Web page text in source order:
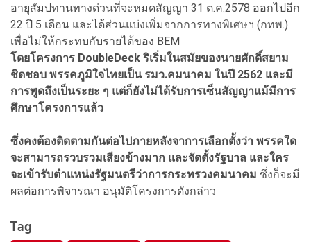
อายุสัมปทานทางด่วนที่จะหมดสัญญา 31 ต.ค.2578 ออกไปอีก
22 ปี 5 เดือน และได้ส่วนแบ่งเพิ่มจากการทางพิเศษฯ (กทพ.)
เพื่อไม่ให้กระทบกับรายได้ของ BEM
โดยโครงการ DoubleDeck ริเริ่มในสมัยของนายศักดิ์สยาม
ชิดชอบ พรรคภูมิใจไทยเป็น รมว.คมนาคม ในปี 2562 และมี
การพูดถึงเป็นระยะ ๆ แต่ก็ยังไม่ได้รับการเซ็นสัญญาแม้มีการ
ศึกษาโครงการแล้ว
ซึ่งคงต้องติดตามกันต่อไปภายหลังจาการเลือกตั้งว่า พรรคใด
จะสามารถรวบรวมเสียงข้างมาก และจัดตั้งรัฐบาล และใคร
จะเข้ารับตำแหน่งรัฐมนตรีว่าการกระทรวงคมนาคม ซึ่งก็จะมี
ผลต่อการพิจารณา อนุมัติโครงการดังกล่าว
Tag